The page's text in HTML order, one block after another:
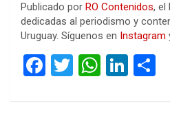
Publicado por RO Contenidos, el
dedicadas al periodismo y
Uruguay. Síguenos en Instagram
F
T
W Li